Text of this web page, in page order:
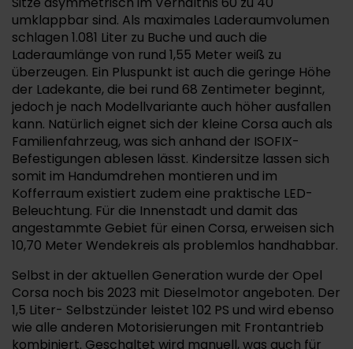
umklappbar sind. Als maximales Laderaumvolumen
schlagen 1.081 Liter zu Buche und auch die
Laderaumlänge von rund 1,55 Meter weiß zu
überzeugen. Ein Pluspunkt ist auch die geringe Höhe
der Ladekante, die bei rund 68 Zentimeter beginnt,
jedoch je nach Modellvariante auch höher ausfallen
kann. Natürlich eignet sich der kleine Corsa auch als
Familienfahrzeug, was sich anhand der ISOFIX-
Befestigungen ablesen lässt. Kindersitze lassen sich
somit im Handumdrehen montieren und im
Kofferraum existiert zudem eine praktische LED-
Beleuchtung. Für die Innenstadt und damit das
angestammte Gebiet für einen Corsa, erweisen sich
10,70 Meter Wendekreis als problemlos handhabbar.
Selbst in der aktuellen Generation wurde der Opel
Corsa noch bis 2023 mit Dieselmotor angeboten. Der
1,5 Liter- Selbstzünder leistet 102 PS und wird ebenso
wie alle anderen Motorisierungen mit Frontantrieb
kombiniert. Geschaltet wird manuell, was auch für